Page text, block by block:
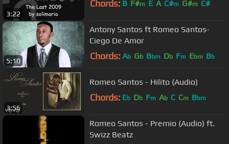
3:22
Chords: B F#m E A C#m G#m C#
5:10
Antony Santos ft Romeo Santos-
Ciego De Amor
Chords: Ab Gb Bbm Db Fm Ebm Bb
3:56
Romeo Santos - Hilito (Audio)
Chords: Eb Db Fm Ab C Cm Bbm
Romeo Santos - Premio (Audio) ft.
Swizz Beatz